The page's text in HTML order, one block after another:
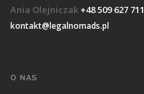
Ania Olejniczak +48 509 627 711
kontakt@legalnomads.pl
O NAS